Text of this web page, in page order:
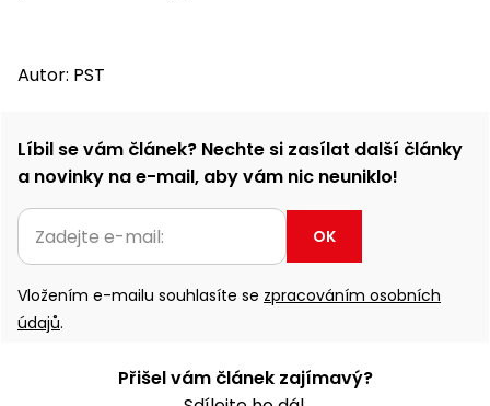
Autor: PST
Líbil se vám článek? Nechte si zasílat další články
a novinky na e-mail, aby vám nic neuniklo!
OK
Vložením e-mailu souhlasíte se zpracováním osobních
údajů.
Přišel vám článek zajímavý?